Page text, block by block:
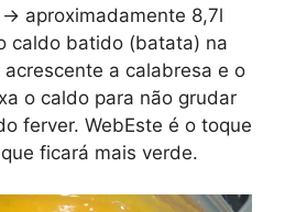
> aproximadamente 8,7l
caldo batido (batata) na
a calabresa e o
o caldo para não grudar
ferver. WebEste é o toque
ficará mais verde.